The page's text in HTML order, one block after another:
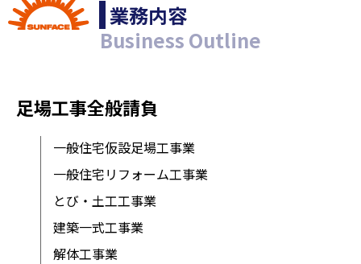
業務内容
Business Outline
足場工事全般請負
一般住宅仮設足場工事業
一般住宅リフォーム工事業
とび・土工工事業
建築一式工事業
解体工事業